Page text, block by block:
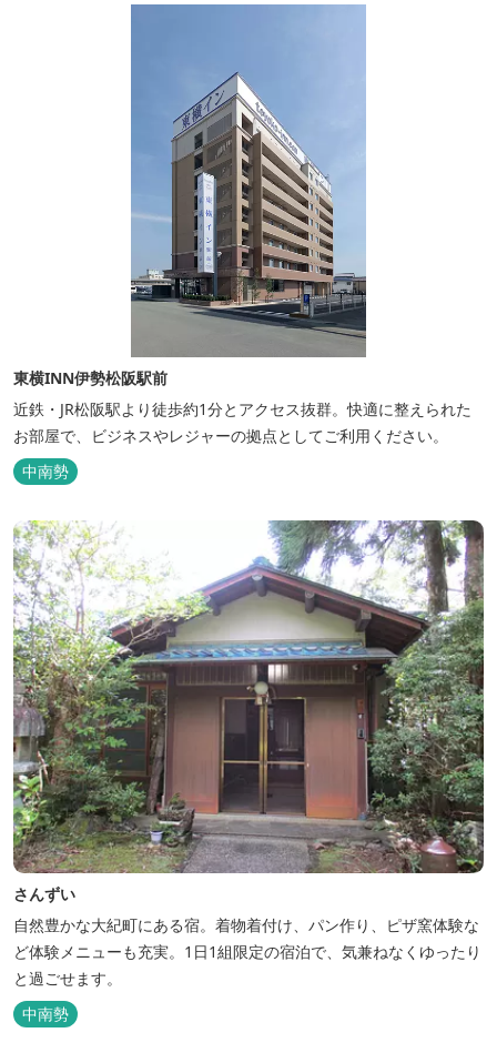
東横INN伊勢松阪駅前
近鉄・JR松阪駅より徒歩約1分とアクセス抜群。快適に整えられた
お部屋で、ビジネスやレジャーの拠点としてご利用ください。
中南勢
さんずい
自然豊かな大紀町にある宿。着物着付け、パン作り、ピザ窯体験な
ど体験メニューも充実。1日1組限定の宿泊で、気兼ねなくゆったり
と過ごせます。
中南勢